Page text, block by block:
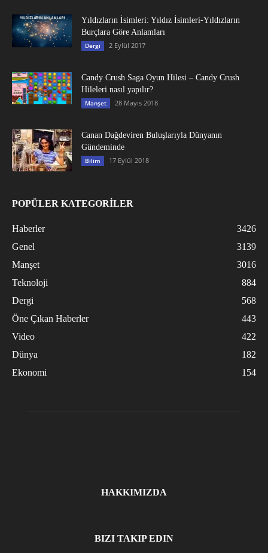
Yıldızların İsimleri: Yıldız İsimleri-Yıldızların
Burçlara Göre Anlamları
Dergi 2 Eylül 2017
Candy Crush Saga Oyun Hilesi – Candy Crush
Hileleri nasıl yapılır?
Manşet 28 Mayıs 2018
Canan Dağdeviren Buluşlarıyla Dünyanın
Gündeminde
Bilim 17 Eylül 2018
POPÜLER KATEGORİLER
Haberler
3426
Genel
3139
Manşet
3016
Teknoloji
884
Dergi
568
Öne Çıkan Haberler
443
Video
422
Dünya
182
Ekonomi
154
HAKKIMIZDA
BIZI TAKIP EDIN